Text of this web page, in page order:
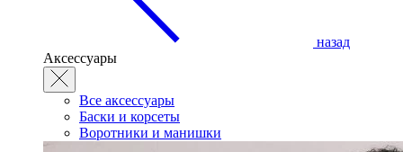
назад
Аксессуары
Все аксессуары
Баски и корсеты
Воротники и манишки